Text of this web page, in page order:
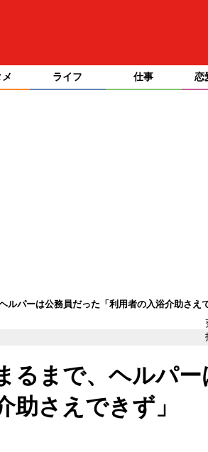
ライフ 仕事 恋
ルパーは公務員だった「利用者の入浴介助さえ
るまで、ヘルパー
助さえできず」